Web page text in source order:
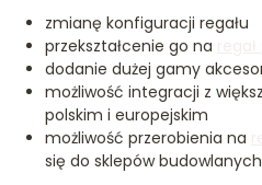
zmianę konfiguracji regału
przekształcenie go na
dodanie dużej gamy
możliwość integracji z
polskim i europejskim
możliwość przerobienia na
się do sklepów budowlanych